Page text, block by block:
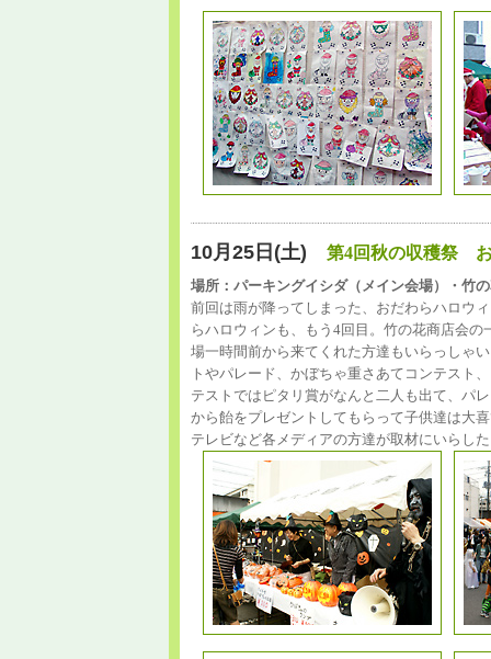
10月25日(土) 第4回秋の収穫祭
場所：パーキングイシダ（メイン会場）・竹
前回は雨が降ってしまった、おだわらハロウ
らハロウィンも、もう4回目。竹の花商店会
場一時間前から来てくれた方達もいらっしゃ
トやパレード、かぼちゃ重さあてコンテスト
テストではピタリ賞がなんと二人も出て、パ
から飴をプレゼントしてもらって子供達は大
テレビなど各メディアの方達が取材にいらし